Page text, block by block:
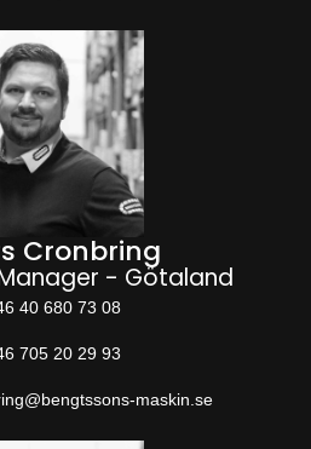
Cronbring
- Götaland
40 680 73 08
705 20 29 93
maskin.se